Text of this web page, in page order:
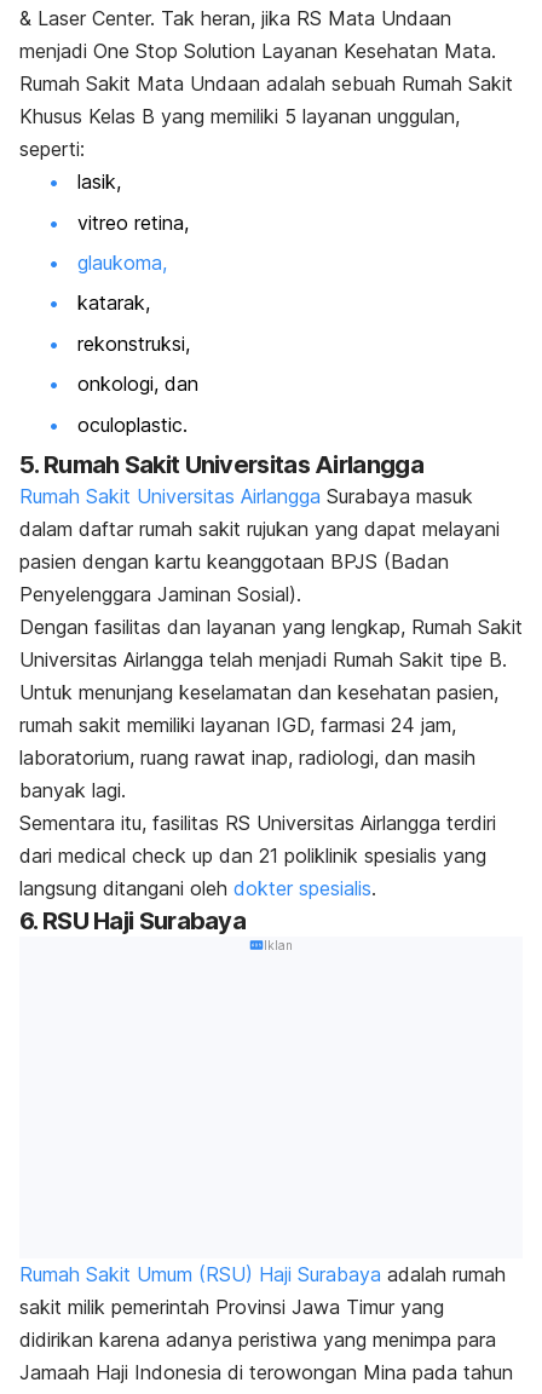
& Laser Center. Tak heran, jika RS Mata Undaan
menjadi One Stop Solution Layanan Kesehatan Mata.
Rumah Sakit Mata Undaan adalah sebuah Rumah Sakit
Khusus Kelas B yang memiliki 5 layanan unggulan,
seperti:
lasik,
vitreo retina,
glaukoma,
katarak,
rekonstruksi,
onkologi, dan
oculoplastic.
5. Rumah Sakit Universitas Airlangga
Rumah Sakit Universitas Airlangga Surabaya masuk
dalam daftar rumah sakit rujukan yang dapat melayani
pasien dengan kartu keanggotaan BPJS (Badan
Penyelenggara Jaminan Sosial).
Dengan fasilitas dan layanan yang lengkap, Rumah Sakit
Universitas Airlangga telah menjadi Rumah Sakit tipe B.
Untuk menunjang keselamatan dan kesehatan pasien,
rumah sakit memiliki layanan IGD, farmasi 24 jam,
laboratorium, ruang rawat inap, radiologi, dan masih
banyak lagi.
Sementara itu, fasilitas RS Universitas Airlangga terdiri
dari medical check up dan 21 poliklinik spesialis yang
langsung ditangani oleh dokter spesialis.
6. RSU Haji Surabaya
Iklan
Rumah Sakit Umum (RSU) Haji Surabaya adalah rumah
sakit milik pemerintah Provinsi Jawa Timur yang
didirikan karena adanya peristiwa yang menimpa para
Jamaah Haji Indonesia di terowongan Mina pada tahun